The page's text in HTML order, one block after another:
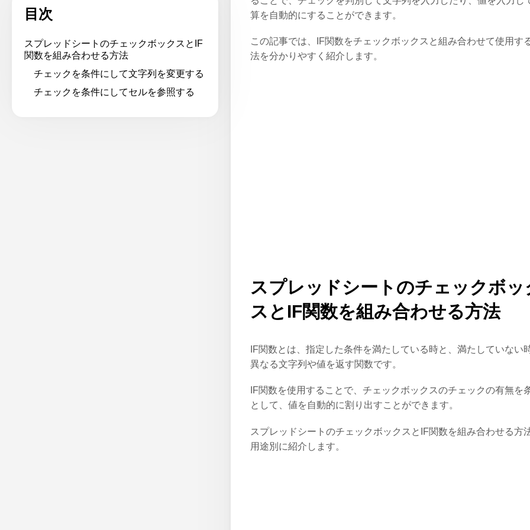
目次
スプレッドシートのチェックボックスとIF
関数を組み合わせる方法
チェックを条件にして文字列を変更する
チェックを条件にしてセルを参照する
算を自動的にすることができます。
この記事では、IF関数をチェックボックスと組み合わせて使用す
法を分かりやすく紹介します。
スプレッドシートのチェックボッ
スとIF関数を組み合わせる方法
IF関数とは、指定した条件を満たしている時と、満たしていない
異なる文字列や値を返す関数です。
IF関数を使用することで、チェックボックスのチェックの有無を
として、値を自動的に割り出すことができます。
スプレッドシートのチェックボックスとIF関数を組み合わせる方
用途別に紹介します。